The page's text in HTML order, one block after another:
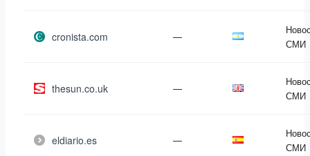
cronista.com —
СМИ
thesun.co.uk —
СМИ
eldiario.es —
СМИ